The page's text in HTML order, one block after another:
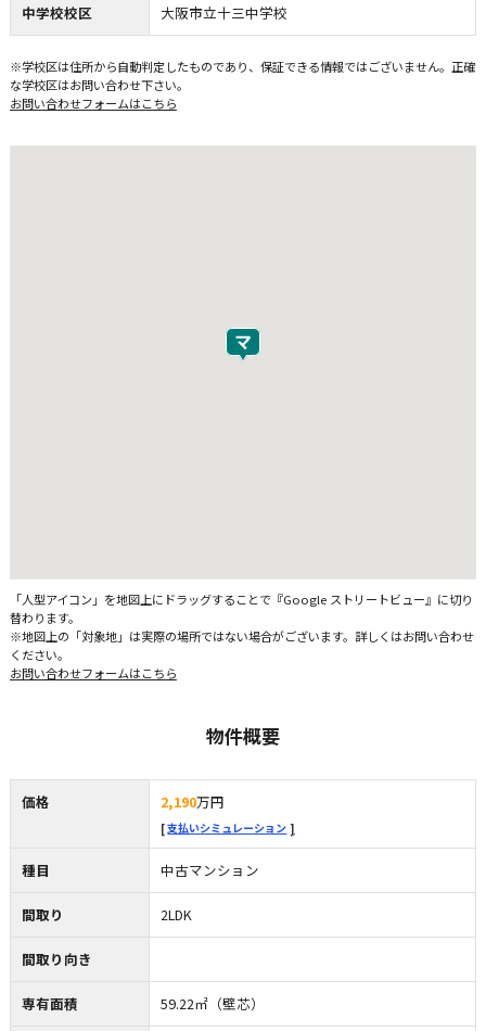
中学校校区 大阪市立十三中学校
※学校区は住所から自動判定したものであり、保証できる情報ではございません。正確
な学校区はお問い合わせ下さい。
お問い合わせフォームはこちら
「人型アイコン」を地図上にドラッグすることで『Google ストリートビュー』に切り
替わります。
※地図上の「対象地」は実際の場所ではない場合がございます。詳しくはお問い合わせ
ください。
お問い合わせフォームはこちら
物件概要
価格 2,190万円
支払いシミュレーション
種目 中古マンション
間取り 2LDK
間取り向き
専有面積 59.22㎡（壁芯）